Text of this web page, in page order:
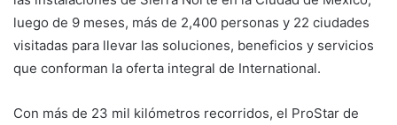
luego de 9 meses, más de 2,400 personas y 22 ciudades
visitadas para llevar las soluciones, beneficios y servicios
que conforman la oferta integral de International.
Con más de 23 mil kilómetros recorridos, el ProStar de